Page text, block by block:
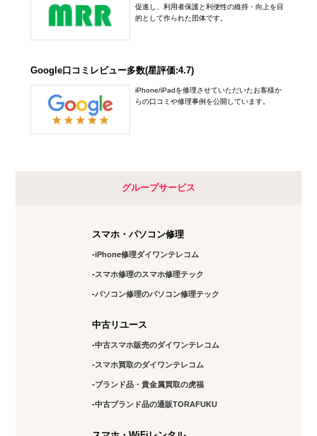
促進し、利用者保護と利便性の維持・向上を目
的として作られた団体です。
Google口コミレビュー多数(星評価:4.7)
iPhone/iPadを修理させていただいたお客様か
らの口コミや修理事例を公開しています。
グループサービス
スマホ・パソコン修理
iPhone修理ダイワンテレコム
スマホ修理のスマホ修理テック
パソコン修理のパソコン修理テック
中古リユース
中古スマホ販売のダイワンテレコム
スマホ買取のダイワンテレコム
ブランド品・貴金属買取の虎福
中古ブランド品の通販TORAFUKU